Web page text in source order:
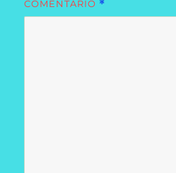
COMENTARIO *